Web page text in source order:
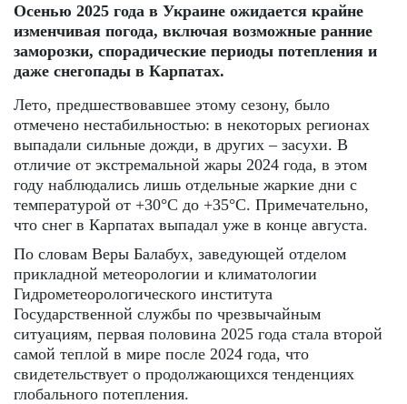
Осенью 2025 года в Украине ожидается крайне
изменчивая погода, включая возможные ранние
заморозки, спорадические периоды потепления и
даже снегопады в Карпатах.
Лето, предшествовавшее этому сезону, было
отмечено нестабильностью: в некоторых регионах
выпадали сильные дожди, в других – засухи. В
отличие от экстремальной жары 2024 года, в этом
году наблюдались лишь отдельные жаркие дни с
температурой от +30°C до +35°C. Примечательно,
что снег в Карпатах выпадал уже в конце августа.
По словам Веры Балабух, заведующей отделом
прикладной метеорологии и климатологии
Гидрометеорологического института
Государственной службы по чрезвычайным
ситуациям, первая половина 2025 года стала второй
самой теплой в мире после 2024 года, что
свидетельствует о продолжающихся тенденциях
глобального потепления.